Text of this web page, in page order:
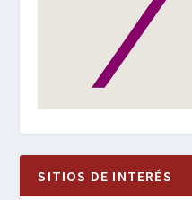
SITIOS DE INTERÉS